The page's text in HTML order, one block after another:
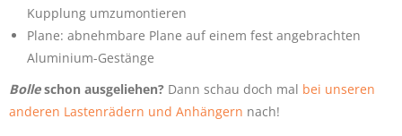
Kupplung umzumontieren
Plane: abnehmbare Plane auf einem fest angebrachten
Aluminium-Gestänge
Bolleschon ausgeliehen? Dann schau doch mal bei unseren
anderen Lastenrädern und Anhängern nach!